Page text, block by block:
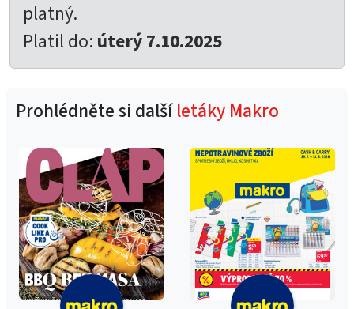
platný.
Platil do: úterý 7.10.2025
Prohlédněte si dalšíletáky Makro